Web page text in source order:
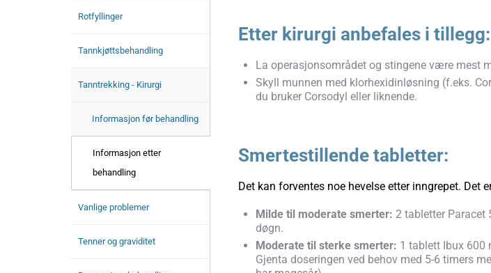
Rotfyllinger
Tannkjøttsbehandling
Tanntrekking - Kirurgi
Informasjon før behandling
Informasjon etter
behandling
Vanlige problemer
Tenner og graviditet
Etter kirurgi anbefales i tillegg:
La operasjonsområdet og stingene være mest
Skyll munnen med klorhexidinløsning (f.eks.
du bruker Corsodyl eller liknende.
Smertestillende tabletter:
Det kan forventes noe hevelse etter inngrepet.
Milde til moderate smerter: 2 tabletter Paracet
døgn.
Moderate til sterke smerter: 1 tablett Ibux 600
Gjenta doseringen ved behov med 5-6 timers